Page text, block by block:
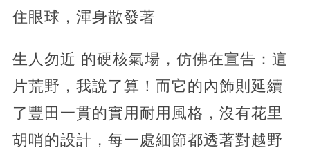
住眼球，渾身散發著 「
生人勿近 的硬核氣場，仿佛在宣告：這
片荒野，我說了算！而它的內飾則延續
了豐田一貫的實用耐用風格，沒有花里
胡哨的設計，每一處細節都透著對越野